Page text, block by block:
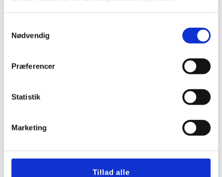
Nødvendig
Præferencer
Statistik
Marketing
Tillad alle
Hillerød
Hos Tækkefirmaet Horneby ApS kan vi tilbyde